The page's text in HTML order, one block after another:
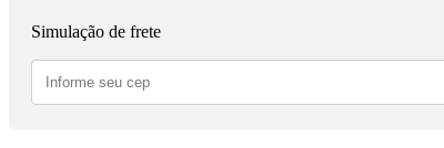
Simulação de frete